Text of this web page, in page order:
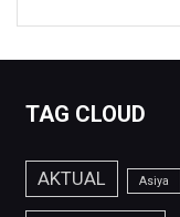
TAG CLOUD
AKTUAL Asiya